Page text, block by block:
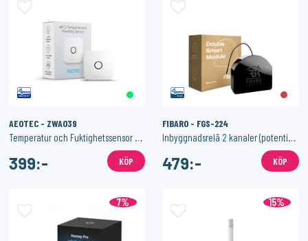
AEOTEC - ZWA039
Temperatur och Fuktighetssensor - Aeotec aërQ
399:- KÖP
FIBARO - FGS-224
Inbyggnadsrelä 2 kanaler (potentialfria utgångar) - Double Smart Module
479:- KÖP
7% 15%